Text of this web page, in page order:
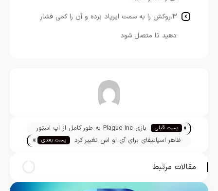
3.روکش را به سمت ایرپاد برده و آن را کمی فشار
دهید تا متصل شود
تیم تحریریه « پست قبلی
بازی Plague Inc به طور کامل از اپ استور
چین خارج شد
ظاهر اسپاتیفای برای آی او اس تغییر کرد پست بعدی »
مقالات مرتبط